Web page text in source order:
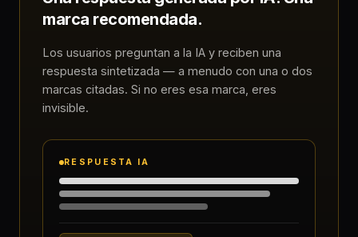
marca recomendada.
Los usuarios preguntan a la IA y reciben una
respuesta sintetizada — a menudo con una o dos
marcas citadas. Si no eres esa marca, eres
invisible.
RESPUESTA IA